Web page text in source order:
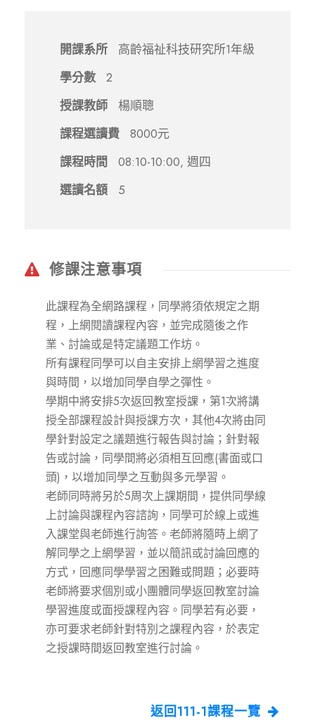
開課系所
高齡福祉科技研究所1年級
學分數
2
授課教師
楊順聰
課程選讀費
8000元
課程時間
08:10-10:00, 週四
選讀名額
5
修課注意事項
此課程為全網路課程，同學將須依規定之期
程，上網閱讀課程內容，並完成隨後之作
業、討論或是特定議題工作坊。
所有課程同學可以自主安排上網學習之進度
與時間，以增加同學自學之彈性。
學期中將安排5次返回教室授課，第1次將講
授全部課程設計與授課方次，其他4次將由同
學針對設定之議題進行報告與討論；針對報
告或討論，同學間將必須相互回應(書面或口
頭)，以增加同學之互動與多元學習。
老師同時將另於5周次上課期間，提供同學線
上討論與課程內容諮詢，同學可於線上或進
入課堂與老師進行詢答。老師將隨時上網了
解同學之上網學習，並以簡訊或討論回應的
方式，回應同學學習之困難或問題；必要時
老師將要求個別或小團體同學返回教室討論
學習進度或面授課程內容。同學若有必要，
亦可要求老師針對特別之課程內容，於表定
之授課時間返回教室進行討論。
返回111-1課程一覽